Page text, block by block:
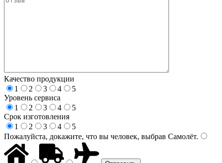
Качество продукции
1
2 3 4
5
Уровень сервиса
1
2 3 4
5
Срок изготовления
1
2 3 4
5
Пожалуйста, докажите, что вы человек, выбрав Самолёт.